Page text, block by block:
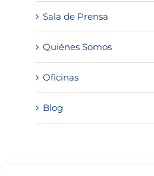
Sala de Prensa
Quiénes Somos
Oficinas
Blog